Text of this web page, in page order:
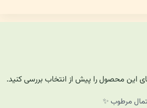
این محصول را پیش از انتخاب بررسی کنید.